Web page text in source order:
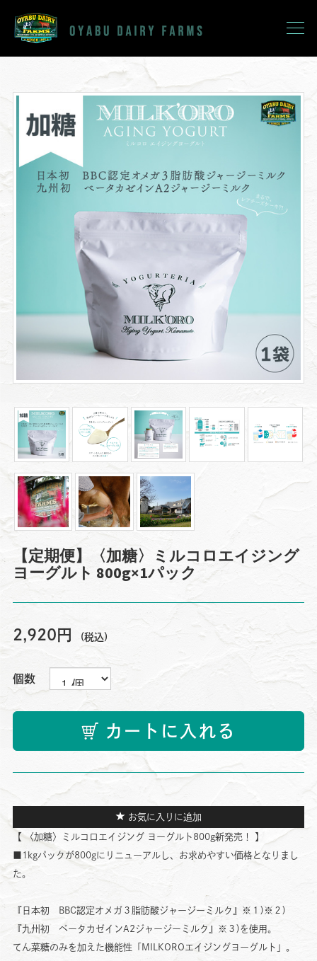
【定期便】〈加糖〉ミルコロエイジング
ヨーグルト 800g×1パック
2,920円 (税込)
個数
カートに入れる
お気に入りに追加
【 〈加糖〉ミルコロエイジング ヨーグルト800g新発売！ 】
■1kgパックが800gにリニューアルし、お求めやすい価格となりまし
た。
『日本初 BBC認定オメガ３脂肪酸ジャージーミルク』※１)※２)
『九州初 ベータカゼインA2ジャージーミルク』※３)を使用。
てん菜糖のみを加えた機能性「MILKOROエイジングヨーグルト」。